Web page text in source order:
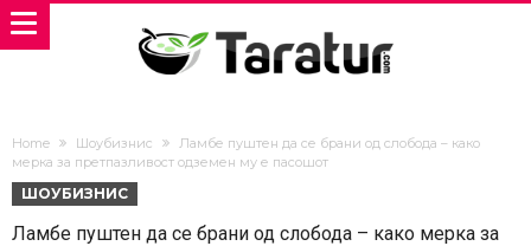
Home Шоубизнис
Ламбе пуштен да се брани од слобода – како
мерка за претпазливост одземен му е пасошот
ШОУБИЗНИС
Ламбе пуштен да се брани од слобода – како мерка за